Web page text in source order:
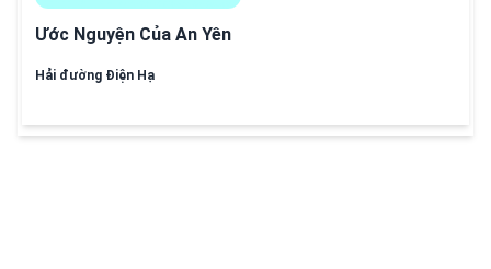
Ước Nguyện Của An Yên
Hải đường Điện Hạ